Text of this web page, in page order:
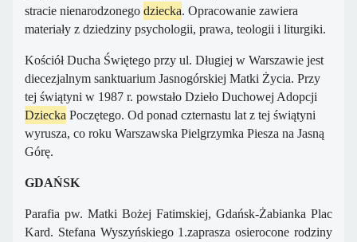
stracie nienarodzonego dziecka. Opracowanie zawiera
materiały z dziedziny psychologii, prawa, teologii i liturgiki.
Kościół Ducha Świętego przy ul. Długiej w Warszawie jest
diecezjalnym sanktuarium Jasnogórskiej Matki Życia. Przy
tej świątyni w 1987 r. powstało Dzieło Duchowej Adopcji
Dziecka Poczętego. Od ponad czternastu lat z tej świątyni
wyrusza, co roku Warszawska Pielgrzymka Piesza na Jasną
Górę.
GDAŃSK
Parafia pw. Matki Bożej Fatimskiej, Gdańsk-Żabianka Plac
Kard. Stefana Wyszyńskiego 1.zaprasza osierocone rodziny